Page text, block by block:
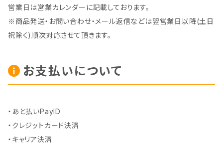
営業日は営業カレンダーに記載しております。
※商品発送・お問い合わせ・メール返信などは翌営業日以降(土日
祝除く)順次対応させて頂きます。
お支払いについて
・あと払いPayID
・クレジットカード決済
・キャリア決済